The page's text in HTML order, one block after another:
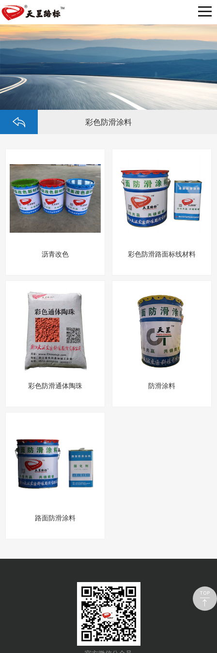
彩色防滑涂料
沥青改色 彩色防滑路面标线材料
彩色防滑通体陶珠 防滑涂料
路面防滑涂料